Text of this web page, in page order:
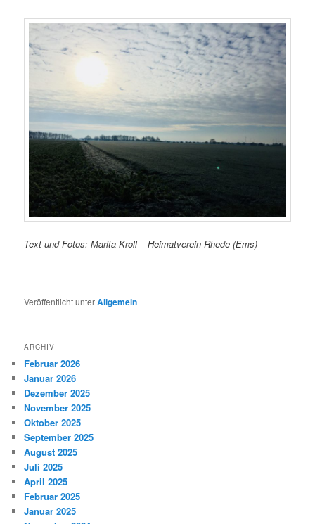
Text und Fotos: Marita Kroll – Heimatverein Rhede (Ems)
Veröffentlicht unterAllgemein
ARCHIV
Februar 2026
Januar 2026
Dezember 2025
November 2025
Oktober 2025
September 2025
August 2025
Juli 2025
April 2025
Februar 2025
Januar 2025